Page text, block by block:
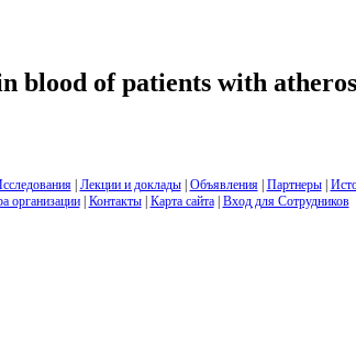
of patients with
| Лекции и доклады| Объявления| Партнеры|
организации| Контакты| Карта сайта| Вход для Сотрудников